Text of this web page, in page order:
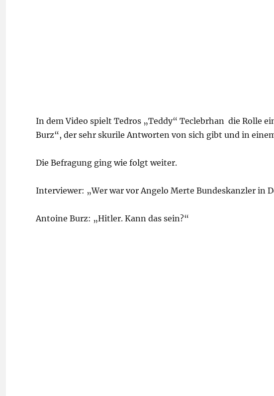
In dem Video spielt Tedros „Teddy“ Teclebrhan die Rolle
Burz“, der sehr skurile Antworten von sich gibt und in
Die Befragung ging wie folgt weiter.
Interviewer: „Wer war vor Angelo Merte Bundeskanzler in
Antoine Burz: „Hitler. Kann das sein?“